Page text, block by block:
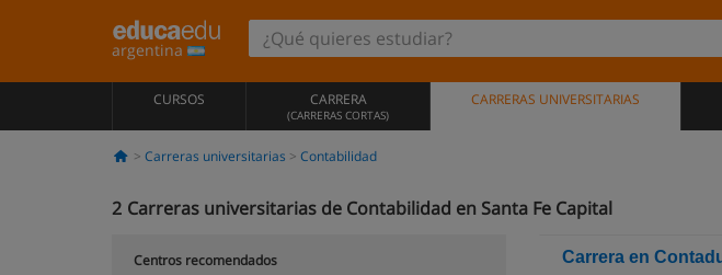
argentina
CURSOS CARRERA
(CARRERAS CORTAS)
CARRERAS UNIVERSITARIAS
Carreras universitarias Contabilidad
2 Carreras universitarias de Contabilidad en Santa Fe Capital
Carrera en
Centros recomendados